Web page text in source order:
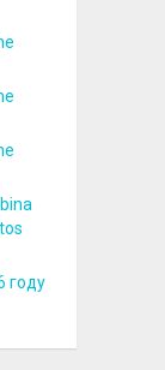
году